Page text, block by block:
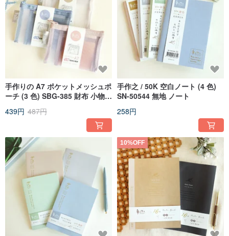
手作りの A7 ポケットメッシュポ
ーチ (3 色) SBG-385 財布 小物入
439円 487円
手作之 / 50K 空白ノート (4 色)
SN-50544 無地 ノート
258円
10%OFF